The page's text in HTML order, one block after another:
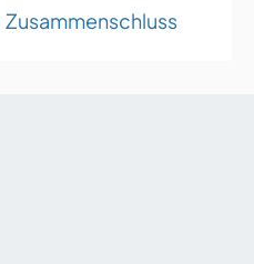
Zusammenschluss